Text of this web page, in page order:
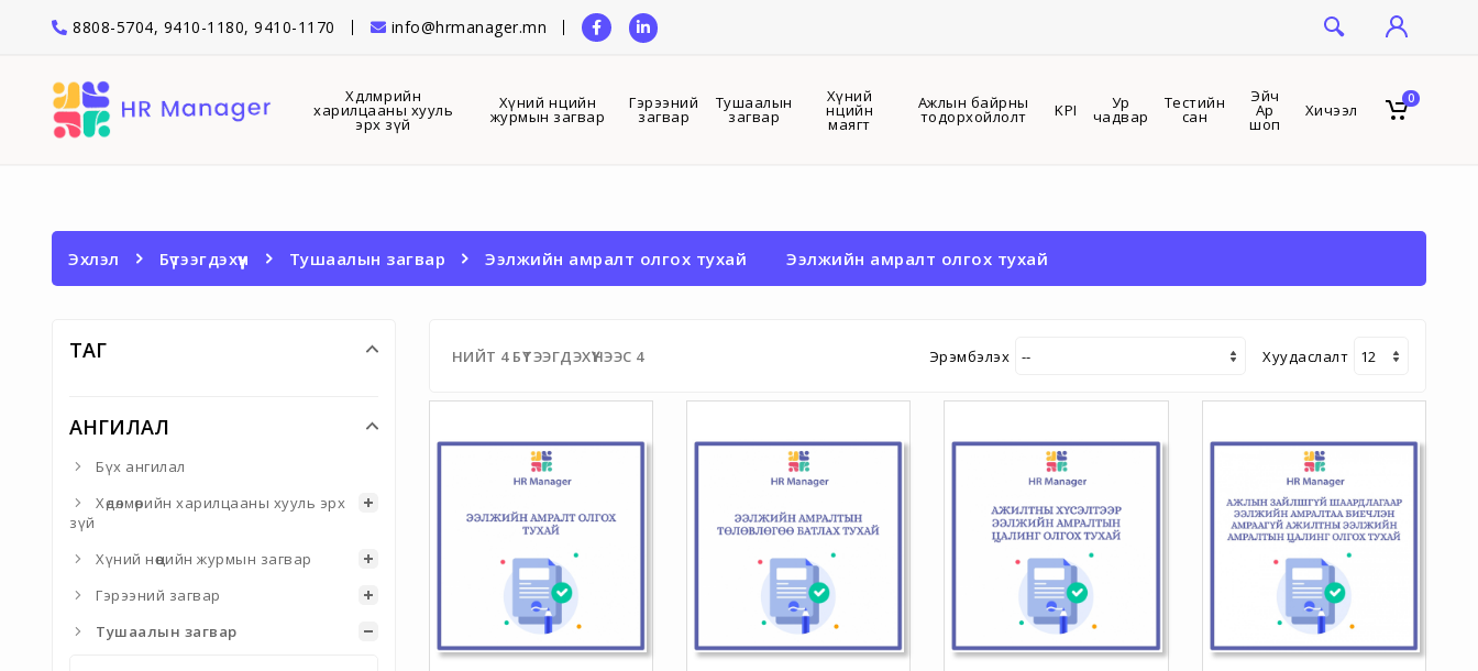
8808-5704, 9410-1180, 9410-1170 info@hrmanager.mn
Хөдөлмөрийн
харилцааны хууль
эрх зүй
Хүний нөөцийн
журмын загвар
Гэрээний
загвар
Тушаалын
загвар
Хүний
нөөцийн
маягт
Ажлын байрны
тодорхойлолт KPI Ур
чадвар
Тестийн
сан
Эйч
Ар
шоп
Хичээл
0
Эхлэл Бүтээгдэхүүн Тушаалын загвар Ээлжийн амралт олгох тухай Ээлжийн амралт олгох тухай
ТАГ
АНГИЛАЛ
Бүх ангилал
Хөдөлмөрийн харилцааны хууль эрх
зүй
Хүний нөөцийн журмын загвар
Гэрээний загвар
Тушаалын загвар
НИЙТ 4 БҮТЭЭГДЭХҮҮНЭЭС 4 Эрэмбэлэх Хуудаслалт